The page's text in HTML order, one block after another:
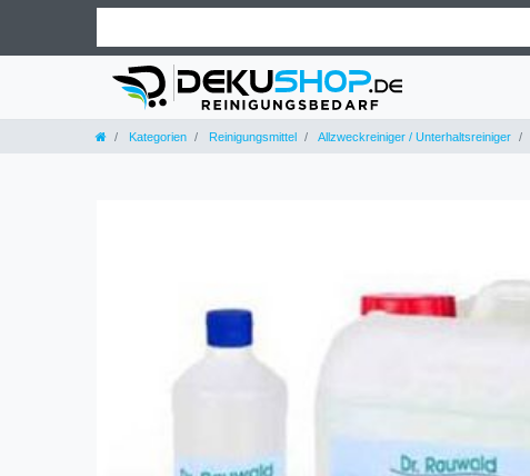
Kategorien Reinigungsmittel Allzweckreiniger / Unterhaltsreiniger